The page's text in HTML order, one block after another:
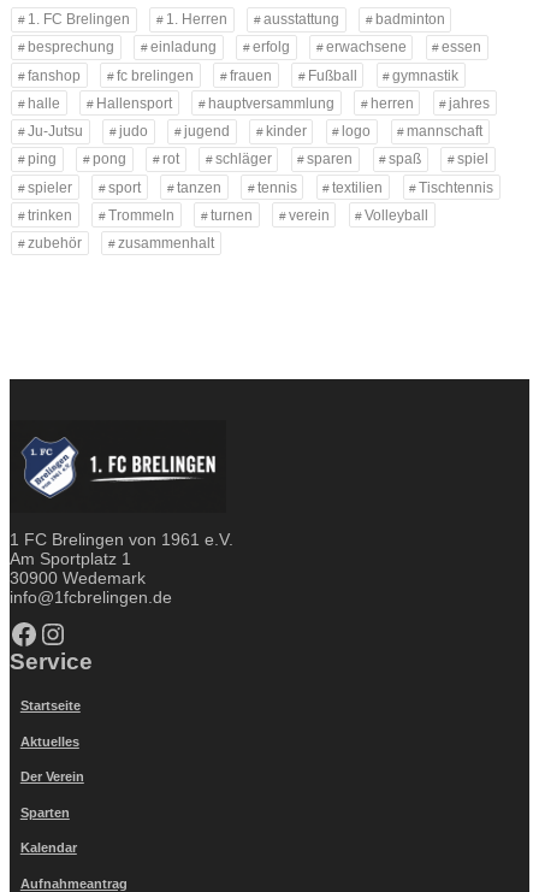
1. FC Brelingen 1. Herren ausstattung
badminton
besprechung
einladung erfolg erwachsene
essen
fanshop
fc brelingen frauen Fußball
gymnastik
halle
Hallensport hauptversammlung herren
jahres
Ju-Jutsu
judo jugend kinder logo
mannschaft
ping
pong rot schläger sparen spaß
spiel
spieler
sport tanzen tennis textilien
Tischtennis
trinken
Trommeln turnen verein
Volleyball
zubehör
zusammenhalt
1 FC Brelingen von 1961 e.V.
Am Sportplatz 1
30900 Wedemark
info@1fcbrelingen.de
Facebook Instagram
Service
Startseite
Aktuelles
Der Verein
Sparten
Kalendar
Aufnahmeantrag